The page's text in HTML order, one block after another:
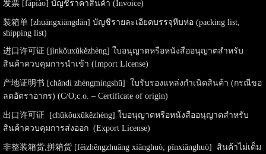
发票 [fāpiào] บัญชีราคาสินค้า (Invoice)
装箱单 [zhuāngxiāngdān] บัญชีรายละเอียดบรรจุหีบห่อ (packing list,
shipping list)
进口许可证 [jìnkǒuxǔkězhèng] ใบอนุญาตหรือหนังสืออนุญาตสำหรับ
สินค้าควบคุมการนำเข้า (Import License)
产地证明书 [chǎndì zhèngmíngshū] ใบรับรองแหล่งกำเนิดสินค้า (กรณีขอ
ลดอัตราอากร) (C/O;c.o. – Certificate of origin)
出口许可证 [chūkǒuxǔkězhèng] ใบอนุญาตหรือหนังสืออนุญาตสำหรับ
สินค้าควบคุมการส่งออก (Export License)
非整装箱货;拼箱货 [fēizhěngzhuāng xiānghuò; pīnxiānghuò] สินค้าไม่เต็ม